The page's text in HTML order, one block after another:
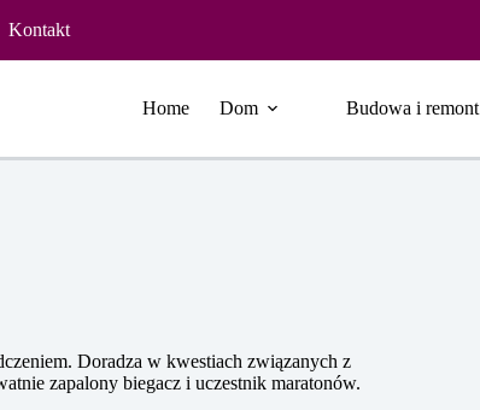
Kontakt
Home Dom Budowa i remont
Doradza w kwestiach związanych z
zapalony biegacz i uczestnik maratonów.